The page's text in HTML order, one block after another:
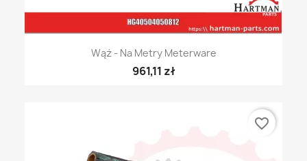
Wąż - Na Metry Meterware
961,11 zł
favorite_border